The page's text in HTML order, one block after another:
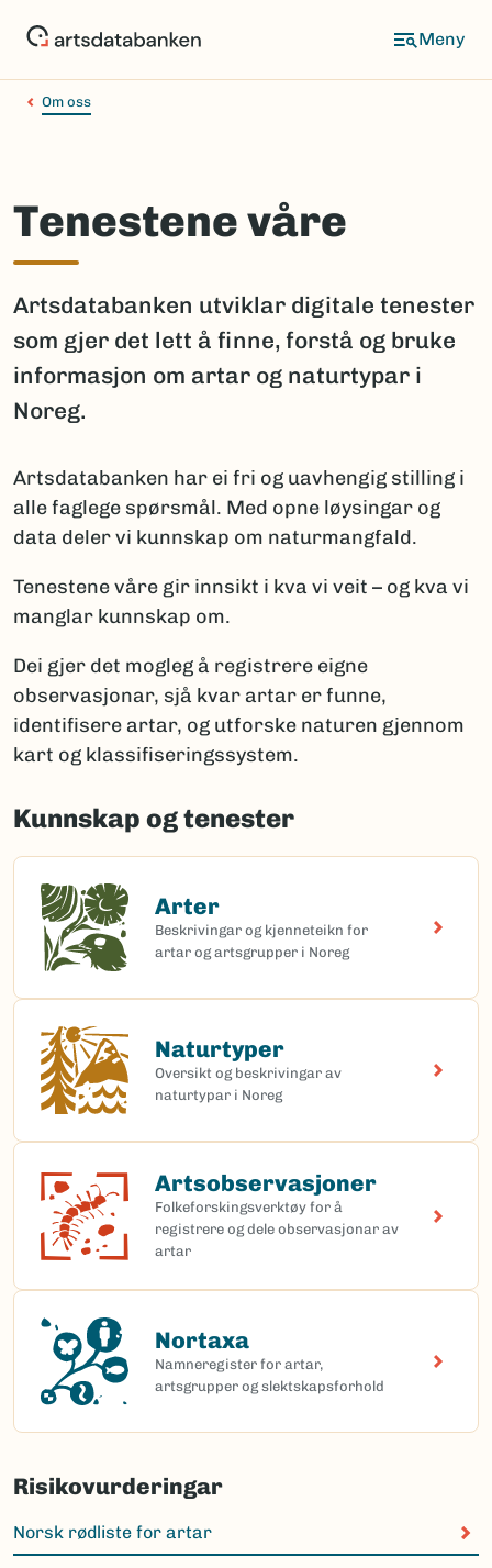
Om oss
Tenestene våre
Artsdatabanken utviklar digitale tenester
som gjer det lett å finne, forstå og bruke
informasjon om artar og naturtypar i
Noreg.
Artsdatabanken har ei fri og uavhengig stilling i
alle faglege spørsmål. Med opne løysingar og
data deler vi kunnskap om naturmangfald.
Tenestene våre gir innsikt i kva vi veit – og kva vi
manglar kunnskap om.
Dei gjer det mogleg å registrere eigne
observasjonar, sjå kvar artar er funne,
identifisere artar, og utforske naturen gjennom
kart og klassifiseringssystem.
Kunnskap og tenester
Arter
Beskrivingar og kjenneteikn for
artar og artsgrupper i Noreg
Arter
Naturtyper
Oversikt og beskrivingar av
naturtypar i Noreg
Naturtyper
Artsobservasjoner
Folkeforskingsverktøy for å
registrere og dele observasjonar av
artar
Artsobservasjoner(Ekstern lenke)
Nortaxa
Namneregister for artar,
artsgrupper og slektskapsforhold
Nortaxa(Ekstern lenke)
Risikovurderingar
Norsk rødliste for artar